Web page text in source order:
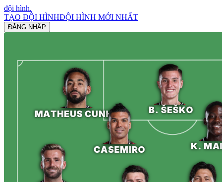
đội hình.
TẠO ĐỘI HÌNHĐỘI HÌNH MỚI NHẤT
ĐĂNG NHẬP